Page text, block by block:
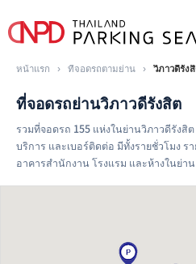
หน้าแรก › ที่จอดรถตามย่าน › วิภาวดีรัง
ที่จอดรถย่านวิภาวดีรังสิต
รวมที่จอดรถ 155 แห่งในย่านวิภาวดีรังสิ
บริการ และเบอร์ติดต่อ มีทั้งรายชั่วโมง ร
อาคารสำนักงาน โรงแรม และห้างในย่าน